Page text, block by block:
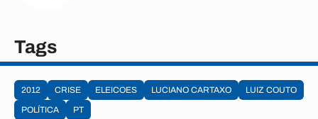
Tags
2012 CRISE ELEICOES LUCIANO CARTAXO
LUIZ COUTO
POLÍTICA
PT